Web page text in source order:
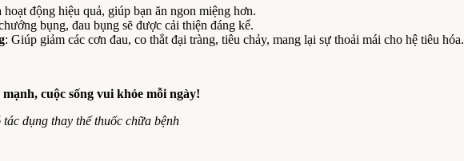
hoạt động hiệu quả, giúp bạn ăn ngon miệng hơn.
bụng, đau bụng sẽ được cải thiện đáng kể.
: Giúp giảm các cơn đau, co thắt đại tràng, tiêu chảy, mang lại sự thoải mái cho hệ tiêu hóa.
cuộc sống vui khỏe mỗi ngày!
dụng thay thế thuốc chữa bệnh